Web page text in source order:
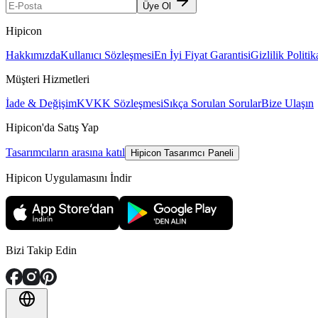
Üye Ol
Hipicon
HakkımızdaKullanıcı SözleşmesiEn İyi Fiyat GarantisiGizlilik
Müşteri Hizmetleri
İade & DeğişimKVKK SözleşmesiSıkça Sorulan SorularBize Ulaşın
Hipicon'da Satış Yap
Tasarımcıların arasına katıl Hipicon Tasarımcı Paneli
Hipicon Uygulamasını İndir
Bizi Takip Edin